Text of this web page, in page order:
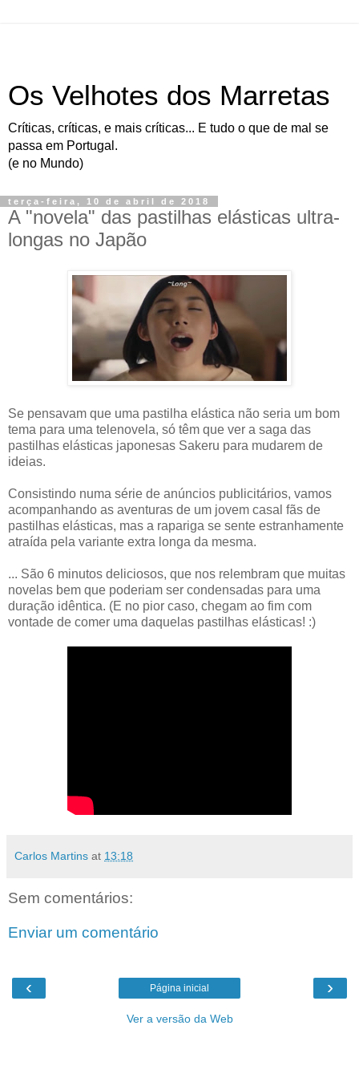
Os Velhotes dos Marretas
Críticas, críticas, e mais críticas... E tudo o que de mal se
passa em Portugal.
(e no Mundo)
terça-feira, 10 de abril de 2018
A "novela" das pastilhas elásticas ultra-
longas no Japão
Se pensavam que uma pastilha elástica não seria um bom
tema para uma telenovela, só têm que ver a saga das
pastilhas elásticas japonesas Sakeru para mudarem de
ideias.
Consistindo numa série de anúncios publicitários, vamos
acompanhando as aventuras de um jovem casal fãs de
pastilhas elásticas, mas a rapariga se sente estranhamente
atraída pela variante extra longa da mesma.
... São 6 minutos deliciosos, que nos relembram que muitas
novelas bem que poderiam ser condensadas para uma
duração idêntica. (E no pior caso, chegam ao fim com
vontade de comer uma daquelas pastilhas elásticas! :)
Carlos Martins at 13:18
Sem comentários:
Enviar um comentário
‹ ›
Página inicial
Ver a versão da Web